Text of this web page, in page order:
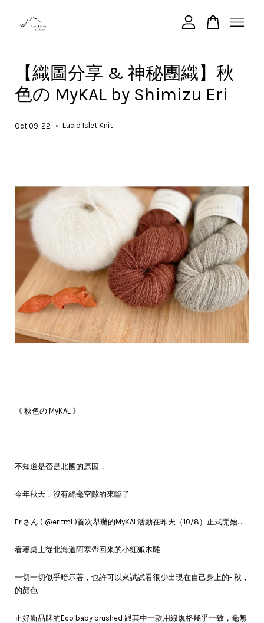
【織圖分享 & 神秘團織】秋
色の MyKAL by Shimizu Eri
Oct 09, 22 • Lucid Islet Knit
《 秋色の MyKAL 》
不知道是否是北國的原因，
今年秋天，沒有絲毫空隙的來臨了
Eriさん ( @eritml )首次舉辦的MyKAL活動在昨天（10/8）正式開始…
看著桌上從北海道阿寒帶回來的小紅狐木雕
一切一切似乎暗示著，也許可以來試試看很少出現在自己身上的- 秋，
的顏色
正好新品牌的Eco baby brushed 跟其中一款用線規格幾乎一致，毫無
您的購物車目前還是空的。
繼續購物